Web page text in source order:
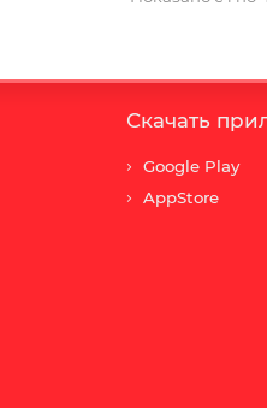
Скачать
Google Play
AppStore